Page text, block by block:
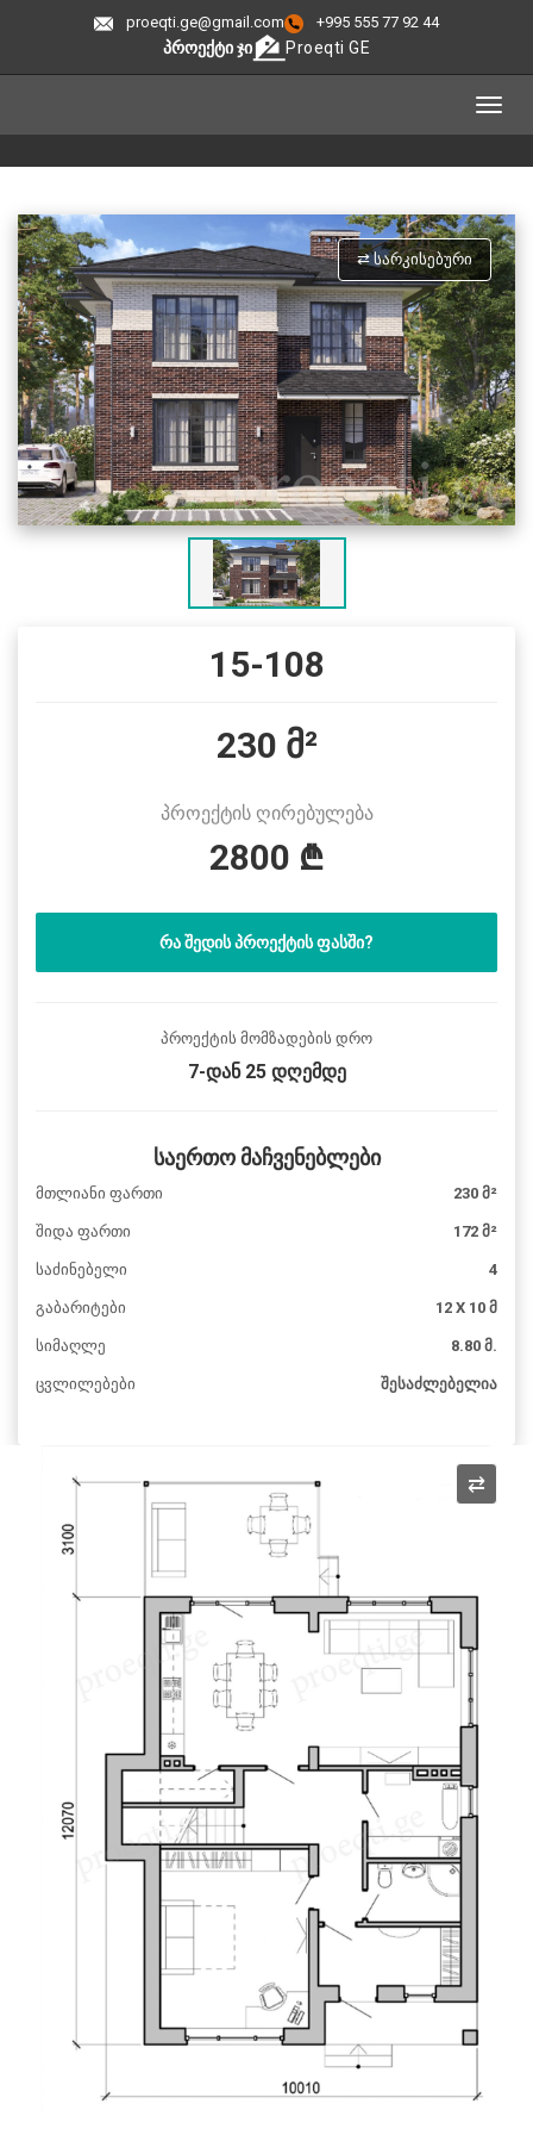
proeqti.ge@gmail.com +995 555 77 92 44
ᲞᲠᲝᲔᲥᲢᲘ ᲯᲘ Proeqti GE
⇄ ᲡᲐᲠᲙᲘᲡᲔᲑᲣᲠᲘ
15-108
230 მ²
პროექტის ღირებულება
2800 ₾
ᲠᲐ ᲨᲔᲓᲘᲡ ᲞᲠᲝᲔᲥᲢᲘᲡ ᲤᲐᲡᲨᲘ?
პროექტის მომზადების დრო
7-დან 25 დღემდე
საერთო მაჩვენებლები
მთლიანი ფართი 230 მ²
შიდა ფართი 172 მ²
საძინებელი 4
გაბარიტები 12 X 10 მ
სიმაღლე 8.80 მ.
ცვლილებები შესაძლებელია
⇄